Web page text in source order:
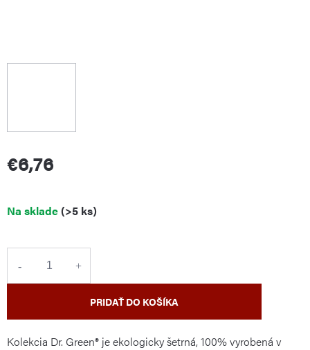
€6,76
Jednotková
cena:
Na sklade(>5 ks)
PRIDAŤ DO KOŠÍKA
Kolekcia Dr. Green® je ekologicky šetrná, 100% vyrobená v